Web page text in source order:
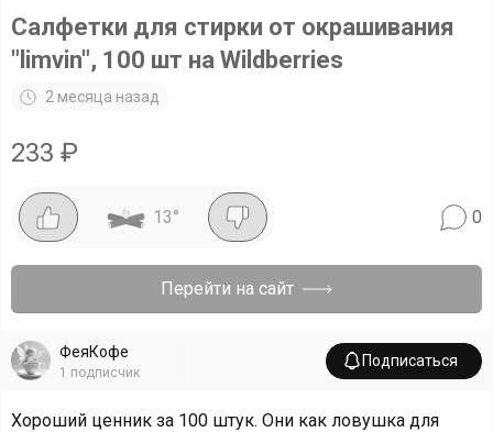
Салфетки для стирки от окрашивания
"limvin", 100 шт на Wildberries
2 месяца назад
233 ₽
13° 0
Перейти на сайт
ФеяКофе
1 подписчик
Подписаться
Хороший ценник за 100 штук. Они как ловушка для